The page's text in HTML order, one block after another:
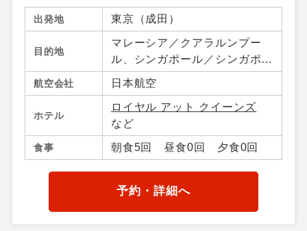
出発地 東京（成田）
目的地
マレーシア／クアラルンプー
ル、シンガポール／シンガポー
ル
航空会社 日本航空
ホテル
ロイヤル アット クイーンズ
など
食事 朝食5回 昼食0回 夕食0回
予約・詳細へ